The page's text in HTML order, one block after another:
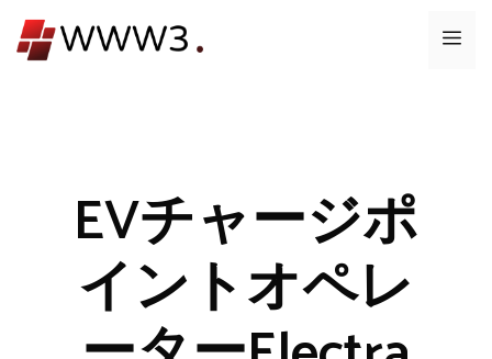
ン
メ
EVチャージポ
イントオペレ